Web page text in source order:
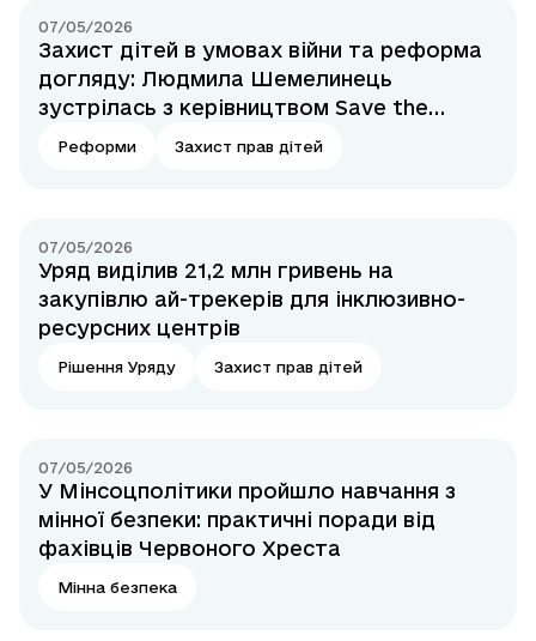
07/05/2026
Захист дітей в умовах війни та реформа
догляду: Людмила Шемелинець
зустрілась з керівництвом Save the
Children
Реформи Захист прав дітей
07/05/2026
Уряд виділив 21,2 млн гривень на
закупівлю ай-трекерів для інклюзивно-
ресурсних центрів
Рішення Уряду Захист прав дітей
07/05/2026
У Мінсоцполітики пройшло навчання з
мінної безпеки: практичні поради від
фахівців Червоного Хреста
Мінна безпека